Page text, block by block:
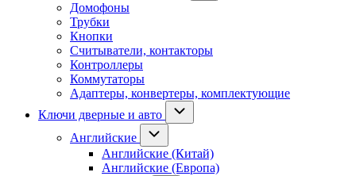
Домофоны
Трубки
Кнопки
Считыватели, контакторы
Контроллеры
Коммутаторы
Адаптеры, конвертеры, комплектующие
Ключи дверные и авто
Английские
Английские (Китай)
Английские (Европа)